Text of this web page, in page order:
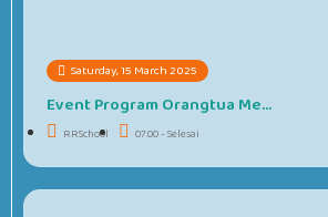
Saturday, 15 March 2025
Event Program Orangtua Me...
RRSchool 07.00 - Selesai